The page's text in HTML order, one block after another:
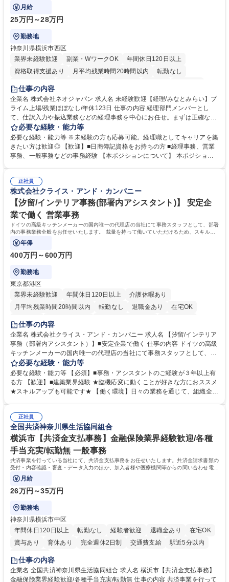
理知識を身につけていただきます。
月給
25万円～28万円
勤務地
神奈川県横浜市西区
業界未経験歓迎
副業・WワークOK
年間休日120日以上
資格取得支援あり
月平均残業時間20時間以内
転勤なし
未経験者歓迎
完全週休2日制
交通費支給 駅近5分以内 土日祝休み
服装自由
寮・社宅あり
仕事の内容
企業名 株式会社ネオジャパン 求人名 未経験歓迎【経理/みなとみらい】プ
ライム上場/残業ほぼなし/年休123日 仕事の内容 経理部門メンバーとし
て、仕訳入力や振込業務などの経理事務を中心にお任せ。まずは正確な入
力・確認業務からスタートし、既存メンバーと一緒に業務を進めながら段
階的に経理知識を身につけていただきます。 【具体的には】 ■社内稟議に
基づく仕訳入力 ■月末の振込業務 ■明細作成 ■伝票処理、記帳業務 ■既存
メンバーの業務サポート 【将来的には】 ■月次決算補助 ■四半期・年次決
想定です。 募集職種 未経験歓迎【経理/みなとみらい】プライム上場/残業
ほぼなし/年休123日
必要な経験・能力等
必要な経験・能力等 ※未経験の方も応募可能。経理職としてキャリアを築
きたい方は歓迎◎ 【歓迎】■日商簿記資格をお持ちの方 ■経理事務、営業
事務、一般事務などの事務経験 【本ポジションについて】 本ポジション
当し、3～5年をかけて月次決算・四半期決算・開示資料作成補助などへス
テップアップできます。また、残業は通常月ほぼなく、決算月でも10時間
未満のため、無理なく経理として専門性を身につけられる環境です。 学
歴・資格 学歴：大学院 大学 高専 短大 専修学校 高校 語学力： 資格：日商
簿記検定1級 日商簿記検定2級
正社員
株式会社クライス・アンド・カンパニー
【汐留/インテリア事務(部署内アシスタント)】 安定企
業で働く 営業事務
ドイツの高級キッチンメーカーの国内唯一の代理店の当社にて事務スタッフとして、部署
内の事務業務全般をお任せいたします。 裁量を持って働いていただけるため、スキルア
ップも可能です。
年俸
400万円～600万円
勤務地
東京都港区
業界未経験歓迎
年間休日120日以上
介護休暇あり
月平均残業時間20時間以内
転勤なし 退職金あり
在宅OK
育休あり
完全週休2日制
駅近5分以内
土日祝休み
仕事の内容
企業名 株式会社クライス・アンド・カンパニー 求人名 【汐留/インテリア
事務（部署内アシスタント）】■安定企業で働く 仕事の内容 ドイツの高級
キッチンメーカーの国内唯一の代理店の当社にて事務スタッフとして、部
署内の事務業務全般をお任せいたします。 裁量を持って働いていただける
ため、スキルアップも可能です。 【部署内の事務業務全般】 ■サンプルの
仕分け・整理 ■電話応対 ■書類作成（会議資料、お客様宛請求書、支払書
類を取りまとめて経理へ提出等） ■ショールームアテンド・運営・予約業
インテリア事務（部署内アシスタント）】■安定企業で働く
必要な経験・能力等
必要な経験・能力等 【必須】■事務・アシスタントのご経験が３年以上有
る方 【歓迎】■建築業界経験 ★臨機応変に動くことが好きな方におススメ
★スキルアップも可能です★ 【働く環境】日々の業務を通じて、組織全体
ームとの協力や新しいアイデアを活かす場もあり、やりがいを感じながら
働けます。 【歓迎】 ■インテリアの業界のご経験が有る方■PCの作業に慣
れている方 学歴・資格 学歴：大学院 大学 高専 短大 専修学校 語学力： 資
格：
正社員
全国共済神奈川県生活協同組合
横浜市【共済金支払事務】金融保険業界経験歓迎/各種
手当充実/転勤無 一般事務
共済事業を行っている当社にて、共済金支払事務をお任せいたします。共済金請求書類の
受付・内容確認・審査・データ入力のほか、加入者様や医療機関等からの問い合わせ電話
対応や書類発送等を担当します。
月給
26万円～35万円
勤務地
神奈川県横浜市中区
年間休日120日以上
転勤なし 経験者歓迎 退職金あり
在宅OK
賞与あり
育休あり 完全週休2日制 交通費支給
駅近5分以内
土日祝休み
仕事の内容
企業名 全国共済神奈川県生活協同組合 求人名 横浜市【共済金支払事務】
金融保険業界経験歓迎/各種手当充実/転勤無 仕事の内容 共済事業を行って